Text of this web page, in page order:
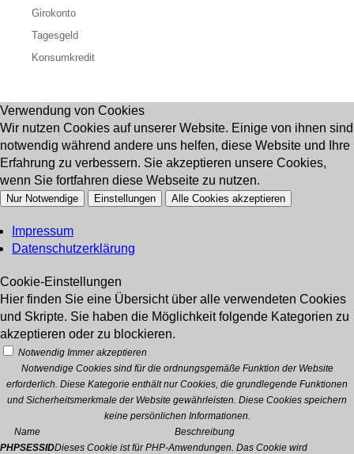
Girokonto
Tagesgeld
Konsumkredit
Verwendung von Cookies
Wir nutzen Cookies auf unserer Website. Einige von ihnen sind
notwendig während andere uns helfen, diese Website und Ihre
Erfahrung zu verbessern. Sie akzeptieren unsere Cookies,
wenn Sie fortfahren diese Webseite zu nutzen.
Nur Notwendige Einstellungen Alle Cookies akzeptieren
Impressum
Datenschutzerklärung
Cookie-Einstellungen
Hier finden Sie eine Übersicht über alle verwendeten Cookies
und Skripte. Sie haben die Möglichkeit folgende Kategorien zu
akzeptieren oder zu blockieren.
Notwendig Immer akzeptieren
Notwendige Cookies sind für die ordnungsgemäße Funktion der Website
erforderlich. Diese Kategorie enthält nur Cookies, die grundlegende Funktionen
und Sicherheitsmerkmale der Website gewährleisten. Diese Cookies speichern
keine persönlichen Informationen.
Name
Beschreibung
PHPSESSIDDieses Cookie ist für PHP-Anwendungen. Das Cookie wird